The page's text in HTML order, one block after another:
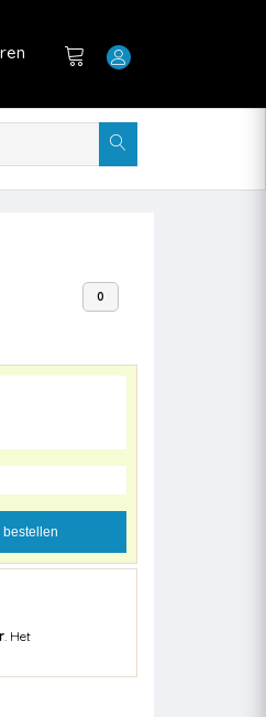
0
bestellen
. Het